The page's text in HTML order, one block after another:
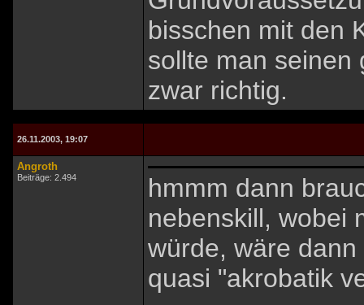
bisschen mit den
sollte man seinen
zwar richtig.
26.11.2003, 19:07
Angroth
Beiträge: 2.494
hmmm dann
nebenskill, wobei
würde, wäre
quasi "akrobatik